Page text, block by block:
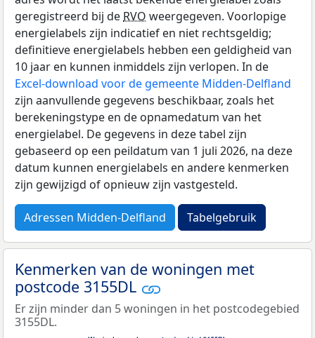
geregistreerd bij de RVO weergegeven. Voorlopige
energielabels zijn indicatief en niet rechtsgeldig;
definitieve energielabels hebben een geldigheid van
10 jaar en kunnen inmiddels zijn verlopen. In de
Excel-download voor de gemeente Midden-Delfland
zijn aanvullende gegevens beschikbaar, zoals het
berekeningstype en de opnamedatum van het
energielabel. De gegevens in deze tabel zijn
gebaseerd op een peildatum van 1 juli 2026, na deze
datum kunnen energielabels en andere kenmerken
zijn gewijzigd of opnieuw zijn vastgesteld.
Adressen Midden-Delfland Tabelgebruik
Kenmerken van de woningen met
postcode 3155DL
Er zijn minder dan 5 woningen in het postcodegebied
3155DL.